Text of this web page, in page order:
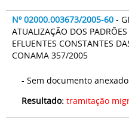
Nº 02000.003673/2005-60 -
ATUALIZAÇÃO DOS
EFLUENTES CONSTANTES
CONAMA 357/2005
- Sem documento anexado
Resultado: tramitação